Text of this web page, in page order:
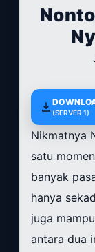
(SERVER 1)
Nikmatnya
satu
banyak
hanya
juga
antara dua